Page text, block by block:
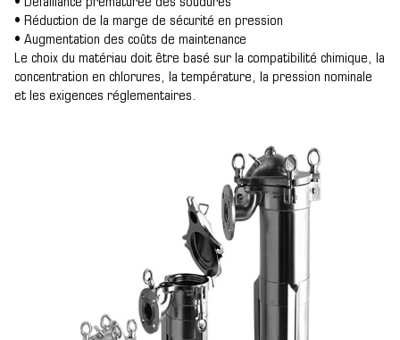
• Défaillance prématurée des soudures
• Réduction de la marge de sécurité en pression
• Augmentation des coûts de maintenance
Le choix du matériau doit être basé sur la compatibilité chimique, la
concentration en chlorures, la température, la pression nominale
et les exigences réglementaires.